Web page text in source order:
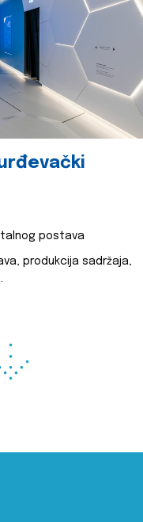
postava
produkcija sadržaja,